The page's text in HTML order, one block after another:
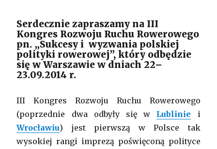
Serdecznie zapraszamy na III
Kongres Rozwoju Ruchu Rowerowego
pn. „Sukcesy i wyzwania polskiej
polityki rowerowej”, który odbędzie
się w Warszawie w dniach 22–
23.09.2014 r.
III Kongres Rozwoju Ruchu Rowerowego
(poprzednie dwa odbyły się w Lublinie i
Wrocławiu) jest pierwszą w Polsce tak
wysokiej rangi imprezą poświęconą polityce